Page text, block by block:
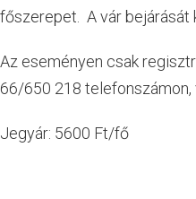
főszerepet. A vár bejárását
Az eseményen csak
66/650 218 telefonszámon,
Jegyár: 5600 Ft/fő